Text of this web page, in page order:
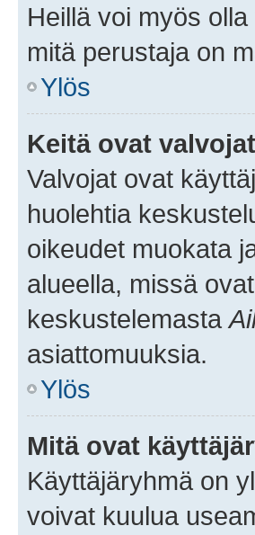
Heillä voi myös
mitä perustaja on
Ylös
Keitä ovat
Valvojat ovat
huolehtia
oikeudet muokata
alueella, missä
keskustelemasta
asiattomuuksia.
Ylös
Mitä ovat
Käyttäjäryhmä on
voivat kuulua